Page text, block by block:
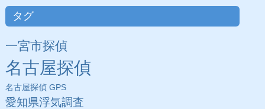
タグ
一宮市探偵
名古屋探偵
名古屋探偵 GPS
愛知県浮気調査